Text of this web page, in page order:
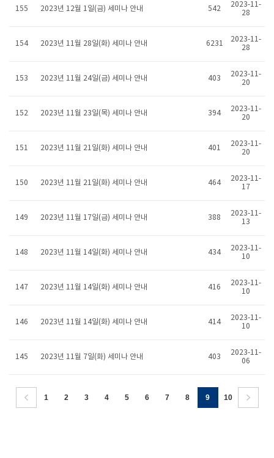
155 2023년 12월 1일(금) 세미나 안내 542
2023-11-
28
154 2023년 11월 28일(화) 세미나 안내 6231
2023-11-
28
153 2023년 11월 24일(금) 세미나 안내 403
2023-11-
20
152 2023년 11월 23일(목) 세미나 안내 394
2023-11-
20
151 2023년 11월 21일(화) 세미나 안내 401
2023-11-
20
150 2023년 11월 21일(화) 세미나 안내 464
2023-11-
17
149 2023년 11월 17일(금) 세미나 안내 388
2023-11-
13
148 2023년 11월 14일(화) 세미나 안내 434
2023-11-
10
147 2023년 11월 14일(화) 세미나 안내 416
2023-11-
10
146 2023년 11월 14일(화) 세미나 안내 414
2023-11-
10
145 2023년 11월 7일(화) 세미나 안내 403
2023-11-
06
1 2 3 4 5 6 7 8 9 10